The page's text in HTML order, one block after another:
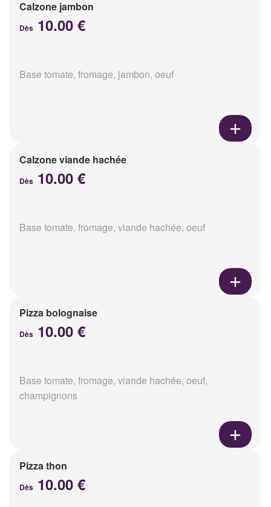
Calzone jambon
Dès 10.00 €
Base tomate, fromage, jambon, oeuf
Calzone viande hachée
Dès 10.00 €
Base tomate, fromage, viande hachée, oeuf
Pizza bolognaise
Dès 10.00 €
Base tomate, fromage, viande hachée, oeuf,
champignons
Pizza thon
Dès 10.00 €